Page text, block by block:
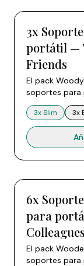
3x
portátil —
Friends
El pack
soportes para
haya a precio
monta en cruz
Slim o 3x Big
todos los
pulgadas.
3x Slim 3x
6x
para
Colleagues
El pack
soportes